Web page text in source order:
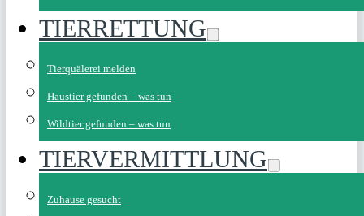
TIERRETTUNG
Tierquälerei melden
Haustier gefunden – was tun
Wildtier gefunden – was tun
TIERVERMITTLUNG
Zuhause gesucht